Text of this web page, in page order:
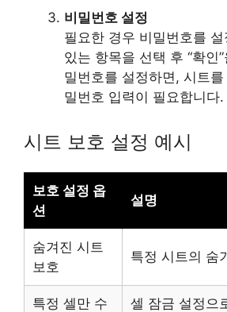
비밀번호 설정
필요한 경우 비밀번호를
있는 항목을 선택 후 “확인
밀번호를 설정하면, 시트
밀번호 입력이 필요합니다.
시트 보호 설정 예시
보호 설정 옵
션
설명
숨겨진 시트
보호
특정 시트의 숨
특정 셀만 수
셀 잠금 설정으